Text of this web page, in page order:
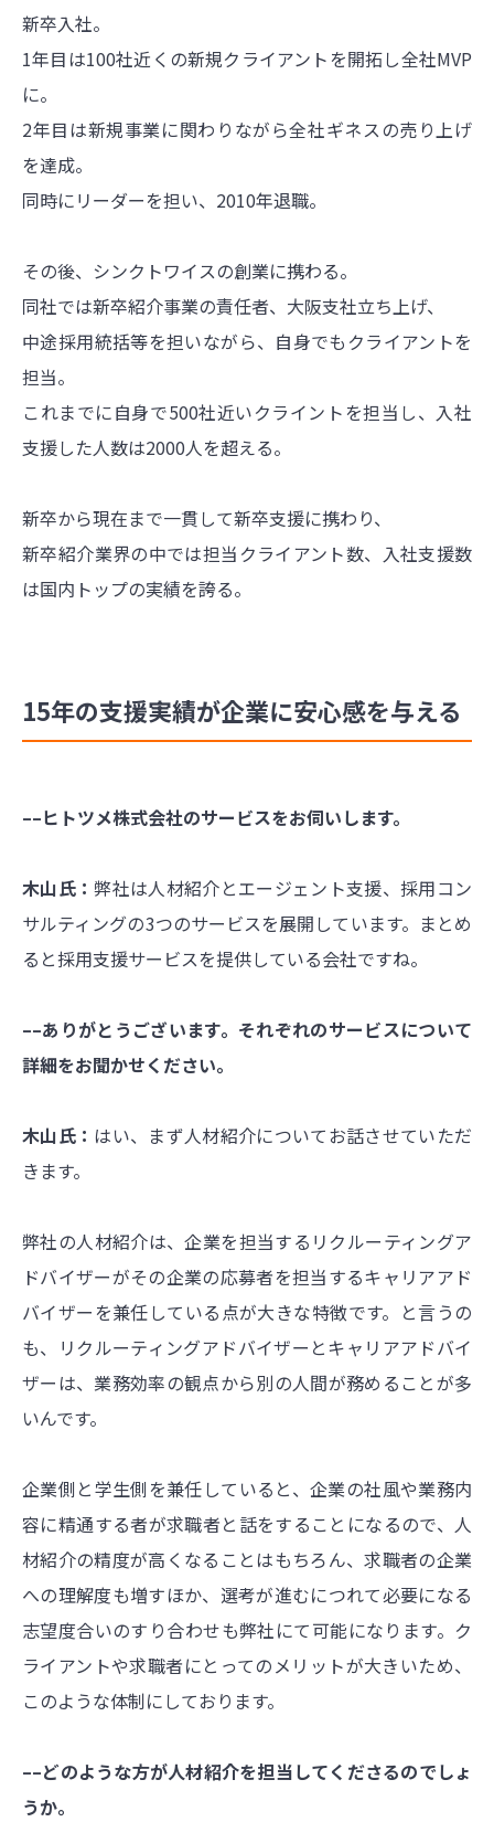
新卒入社。
1年目は100社近くの新規クライアントを開拓し全社MVP
に。
2年目は新規事業に関わりながら全社ギネスの売り上げ
を達成。
同時にリーダーを担い、2010年退職。
その後、シンクトワイスの創業に携わる。
同社では新卒紹介事業の責任者、大阪支社立ち上げ、
中途採用統括等を担いながら、自身でもクライアントを
担当。
これまでに自身で500社近いクライントを担当し、入社
支援した人数は2000人を超える。
新卒から現在まで一貫して新卒支援に携わり、
新卒紹介業界の中では担当クライアント数、入社支援数
は国内トップの実績を誇る。
15年の支援実績が企業に安心感を与える
––ヒトツメ株式会社のサービスをお伺いします。
木山氏：弊社は人材紹介とエージェント支援、採用コン
サルティングの3つのサービスを展開しています。まとめ
ると採用支援サービスを提供している会社ですね。
––ありがとうございます。それぞれのサービスについて
詳細をお聞かせください。
木山氏： はい、まず人材紹介についてお話させていただ
きます。
弊社の人材紹介は、企業を担当するリクルーティングア
ドバイザーがその企業の応募者を担当するキャリアアド
バイザーを兼任している点が大きな特徴です。と言うの
も、リクルーティングアドバイザーとキャリアアドバイ
ザーは、業務効率の観点から別の人間が務めることが多
いんです。
企業側と学生側を兼任していると、企業の社風や業務内
容に精通する者が求職者と話をすることになるので、人
材紹介の精度が高くなることはもちろん、求職者の企業
への理解度も増すほか、選考が進むにつれて必要になる
志望度合いのすり合わせも弊社にて可能になります。ク
ライアントや求職者にとってのメリットが大きいため、
このような体制にしております。
––どのような方が人材紹介を担当してくださるのでしょ
うか。